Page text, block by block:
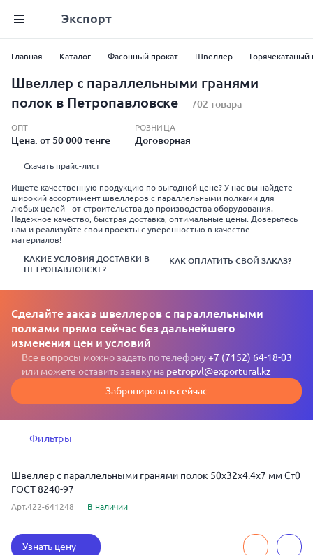
Экспорт
Главная Каталог Фасонный прокат Швеллер
Швеллер с параллельными гранями
полок в Петропавловске
702 товара
ОПТ
Цена: от 50 000 тенге
РОЗНИЦА
Договорная
Скачать прайс-лист
Ищете качественную продукцию по выгодной цене? У нас вы найдете
широкий ассортимент швеллеров с параллельными полками для
любых целей - от строительства до производства оборудования.
Надежное качество, быстрая доставка, оптимальные цены. Доверьтесь
нам и реализуйте свои проекты с уверенностью в качестве
материалов!
КАКИЕ УСЛОВИЯ ДОСТАВКИ В
ПЕТРОПАВЛОВСКЕ?
КАК ОПЛАТИТЬ СВОЙ ЗАКАЗ?
Сделайте заказ швеллеров с параллельными
полками прямо сейчас без дальнейшего
изменения цен и условий
Все вопросы можно задать по телефону+7 (7152) 64-18-03
или можете оставить заявку на petropvl@exportural.kz
Забронировать сейчас
Фильтры
Швеллер с параллельными гранями полок 50x32x4.4x7 мм Ст0
ГОСТ 8240-97
Арт.422-641248 В наличии
Узнать цену